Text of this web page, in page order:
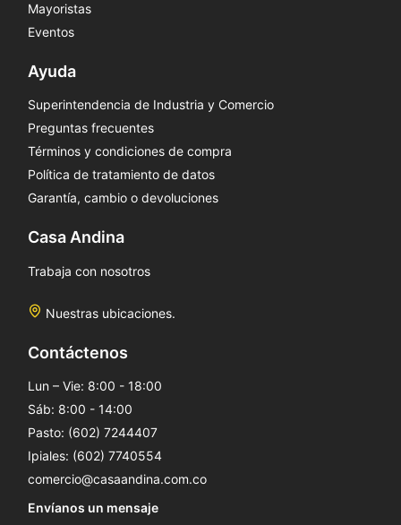
Mayoristas
Eventos
Ayuda
Superintendencia de Industria y Comercio
Preguntas frecuentes
Términos y condiciones de compra
Política de tratamiento de datos
Garantía, cambio o devoluciones
Casa Andina
Trabaja con nosotros
Nuestras ubicaciones.
Contáctenos
Lun – Vie: 8:00 - 18:00
Sáb: 8:00 - 14:00
Pasto: (602) 7244407
Ipiales: (602) 7740554
comercio@casaandina.com.co
Envíanos un mensaje